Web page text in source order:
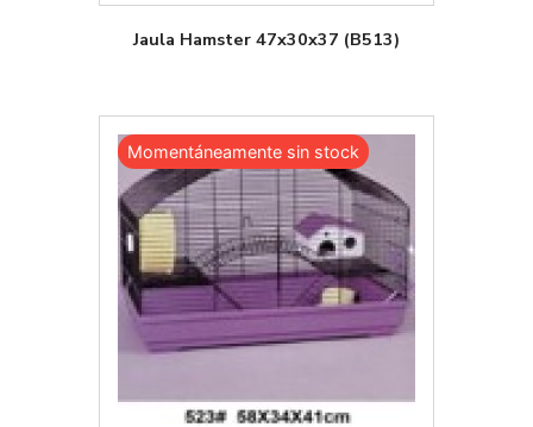
Jaula Hamster 47x30x37 (B513)
Momentáneamente sin stock